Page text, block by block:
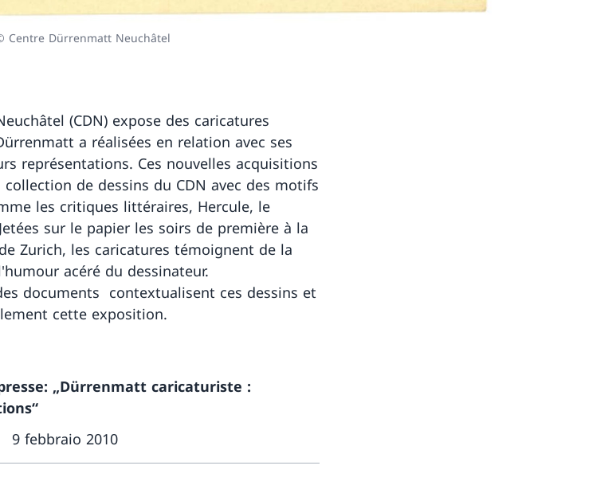
Dürrenmatt Neuchâtel
(CDN) expose des caricatures
a réalisées en relation avec ses
représentations. Ces nouvelles acquisitions
de dessins du CDN avec des motifs
les critiques littéraires, Hercule, le
sur le papier les soirs de première à la
de Zurich, les caricatures témoignent de la
acéré du dessinateur.
documents contextualisent ces dessins et
cette exposition.
„Dürrenmatt caricaturiste :
9 febbraio 2010